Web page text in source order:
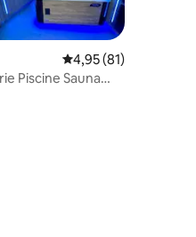
Évaluation moyenne
4,95 (81)